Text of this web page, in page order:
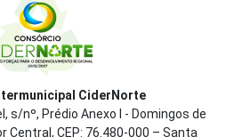
CiderNorte
s/nº, Prédio Anexo I - Domingos de
Central, CEP: 76.480-000 – Santa